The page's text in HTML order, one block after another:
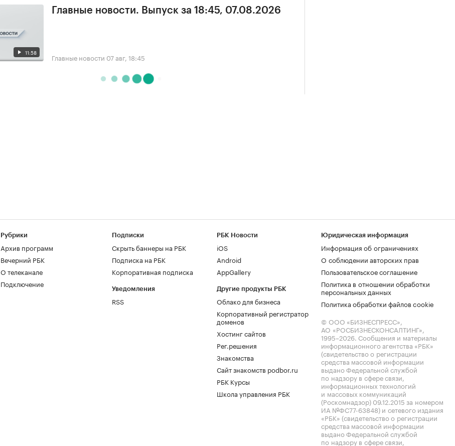
11:58
Главные новости. Выпуск за 18:45, 07.08.2026
Главные новости 07 авг, 18:45
Рубрики
Архив программ
Вечерний РБК
О телеканале
Подключение
Подписки
Скрыть баннеры на РБК
Подписка на РБК
Корпоративная подписка
Уведомления
RSS
РБК Новости
iOS
Android
AppGallery
Другие продукты РБК
Облако для бизнеса
Корпоративный регистратор
доменов
Хостинг сайтов
Рег.решения
Знакомства
Сайт знакомств podbor.ru
РБК Курсы
Школа управления РБК
Юридическая информация
Информация об ограничениях
О соблюдении авторских прав
Пользовательское соглашение
Политика в отношении обработки
персональных данных
Политика обработки файлов cookie
© ООО «БИЗНЕСПРЕСС»,
АО «РОСБИЗНЕСКОНСАЛТИНГ»,
1995–2026. Сообщения и материалы
информационного агентства «РБК»
(свидетельство о регистрации
средства массовой информации
выдано Федеральной службой
по надзору в сфере связи,
информационных технологий
и массовых коммуникаций
(Роскомнадзор) 09.12.2015 за номером
ИА №ФС77-63848) и сетевого издания
«РБК» (свидетельство о регистрации
средства массовой информации
выдано Федеральной службой
по надзору в сфере связи,